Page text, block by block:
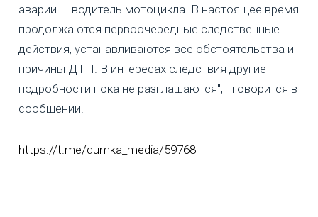
аварии — водитель мотоцикла. В настоящее время
продолжаются первоочередные следственные
действия, устанавливаются все обстоятельства и
причины ДТП. В интересах следствия другие
подробности пока не разглашаются", - говорится в
сообщении.
https://t.me/dumka_media/59768